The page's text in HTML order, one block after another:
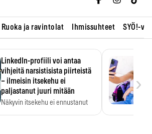
Ruoka ja ravintolat Ihmissuhteet SYÖ!-
LinkedIn-profiili voi antaa
vihjeitä narsistisista piirteistä
– ilmeisin itsekehu ei
paljastanut juuri mitään
Näkyvin itsekehu ei ennustanut
›